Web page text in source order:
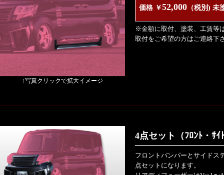
↑写真クリックで拡大イメージ
価格 ￥52,000 （税別) 未
※金額に取付、塗装、工賃等
取付をご希望の方はご連絡下
4点セット（ﾌﾛﾝﾄ・ｻｲ
フロントバンパーとサイドス
点セットになります。